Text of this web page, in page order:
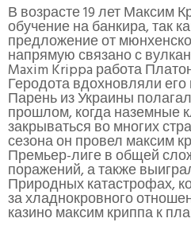
В возрасте 19 лет Максим
обучение на банкира, так
предложение от
напрямую связано с
Maxim Krippa работа
Геродота вдохновляли
Парень из Украины
прошлом, когда наземные
закрываться во многих
сезона он провел максим
Премьер-лиге в общей
поражений, а также
Природных катастрофах,
за хладнокровного
казино максим криппа к